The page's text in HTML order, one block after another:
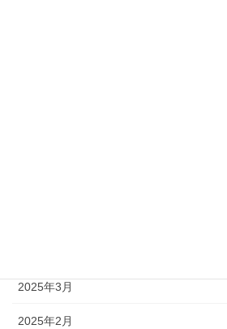
2025年3月
2025年2月